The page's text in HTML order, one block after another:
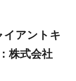
イアントキ
株式会社